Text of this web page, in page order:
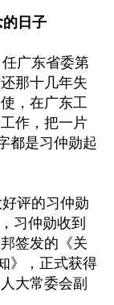
日子
广东省委第
那十几年失
，在广东工
作，把一片
都是习仲勋起
评的习仲勋
习仲勋收到
签发的《关
》，正式获得
大常委会副